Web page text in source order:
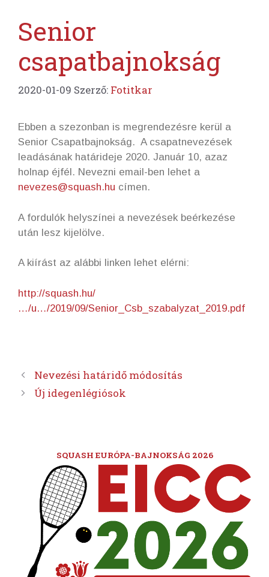
Senior
csapatbajnokság
2020-01-09 Szerző: Fotitkar
Ebben a szezonban is megrendezésre kerül a
Senior Csapatbajnokság. A csapatnevezések
leadásának határideje 2020. Január 10, azaz
holnap éjfél. Nevezni email-ben lehet a
nevezes@squash.hu címen.
A fordulók helyszínei a nevezések beérkezése
után lesz kijelölve.
A kiírást az alábbi linken lehet elérni:
http://squash.hu/
…/u…/2019/09/Senior_Csb_szabalyzat_2019.pdf
Nevezési határidő módosítás
Új idegenlégiósok
SQUASH EURÓPA-BAJNOKSÁG 2026